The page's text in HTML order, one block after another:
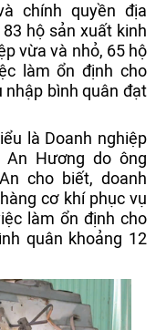
chính quyền địa
hộ sản xuất kinh
vừa và nhỏ, 65 hộ
làm ổn định cho
nhập bình quân đạt
là Doanh nghiệp
Hương do ông
cho biết, doanh
cơ khí phục vụ
làm ổn định cho
quân khoảng 12